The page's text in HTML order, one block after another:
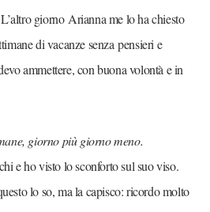
giorno Arianna me lo ha chiesto
di vacanze senza pensieri e
ammettere, con buona volontà e in
giorno più giorno meno.
e ho visto lo sconforto sul suo viso.
lo so, ma la capisco: ricordo molto